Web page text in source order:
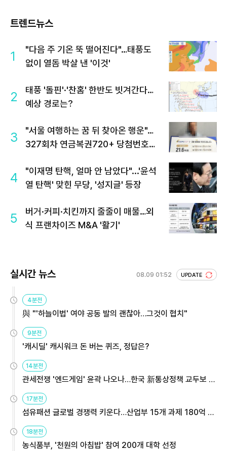
트렌드뉴스
1
"다음 주 기온 뚝 떨어진다"…태풍도
없이 열돔 박살 낸 '이것'
2
태풍 '돌핀'·'찬홈' 한반도 빗겨간다…
예상 경로는?
3
"서울 여행하는 꿈 뒤 찾아온 행운"…
327회차 연금복권720+ 당첨번호조
4
"이재명 탄핵, 얼마 안 남았다"...'윤석
열 탄핵' 맞힌 무당, '성지글' 등장
5
버거·커피·치킨까지 줄줄이 매물…외
식 프랜차이즈 M&A '활기'
실시간 뉴스 08.09 01:52 UPDATE
4분전
與 "'하늘이법' 여야 공동 발의 괜찮아…그것이 협치"
9분전
'캐시딜' 캐시워크 돈 버는 퀴즈, 정답은?
14분전
관세전쟁 '엔드게임' 윤곽 나오나…한국 新통상정책 교두보 활
용해야
17분전
섬유패션 글로벌 경쟁력 키운다…산업부 15개 과제 180억 지
원
18분전
농식품부, '천원의 아침밥' 참여 200개 대학 선정